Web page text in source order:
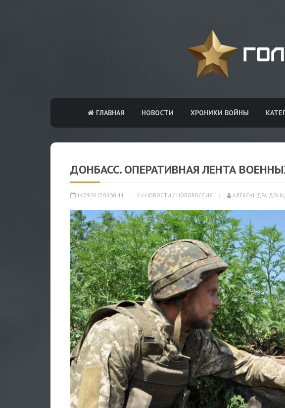
ГЛАВНАЯ НОВОСТИ ХРОНИКИ ВОЙНЫ
ДОНБАСС. ОПЕРАТИВНАЯ ЛЕНТА
14.09.2017 09:30:44 НОВОСТИ / НОВОРОССИЯ АЛЕКСАНДРА